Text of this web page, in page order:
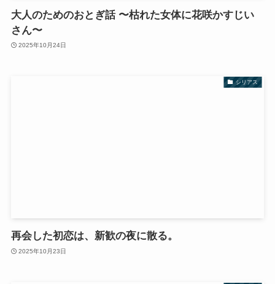
大人のためのおとぎ話 〜枯れた女体に花咲かすじい
さん〜
2025年10月24日
シリアス
再会した初恋は、新歓の夜に散る。
2025年10月23日